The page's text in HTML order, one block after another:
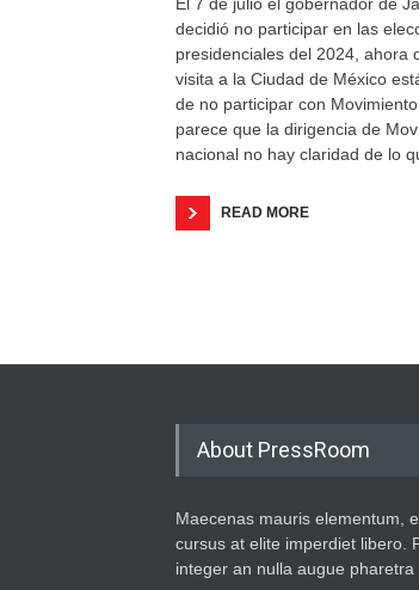
decidió no participar en las
presidenciales del 2024, ahora
visita a la Ciudad de México
de no participar con
parece que la dirigencia de
nacional no hay claridad de lo
READ MORE
About PressRoom
Maecenas mauris elementum,
cursus at elite imperdiet libero.
integer an nulla augue pharetra